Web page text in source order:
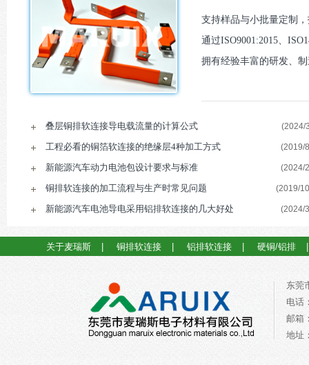
支持样品与小批量定制
通过ISO9001:2015、
拥有经验丰富的研发、
(2024/
叠层铜排软连接导电载流量的计算公式
(2019/
工程必看的铜箔软连接的绝缘层4种加工方式
(2024/
新能源汽车动力电池包设计要求与标准
(2019/
铜排软连接的加工流程与生产时常见问题
(2024/
新能源汽车电池导电采用铝排软连接的几大好处
关于麦瑞斯 铜排软连接 铝排软连接 硬铜/铝排
东莞
电话
邮箱
地址